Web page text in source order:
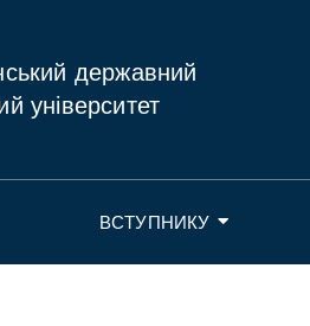
державний
університет
ВСТУПНИКУ